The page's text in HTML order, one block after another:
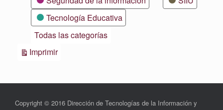
Tecnología Educativa
Todas las categorías
ImprimirVistas
Copyright © 2016 Dirección de Tecnologías de la Información y